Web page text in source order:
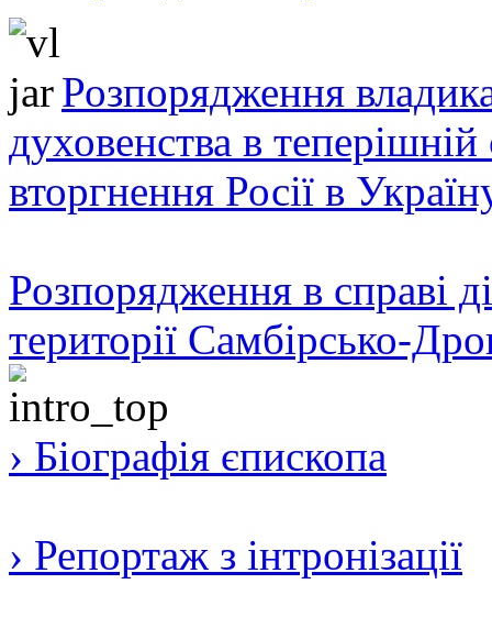
Розпорядження
духовенства в теперішній
вторгнення Росії в
Розпорядження в справі
території Самбірсько-
› Біографія єпископа
› Репортаж з інтронізації